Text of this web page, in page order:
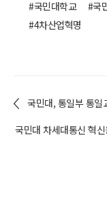
#국민대학교 #국
#4차산업혁명
국민대, 통일부 통일
국민대 차세대통신 혁